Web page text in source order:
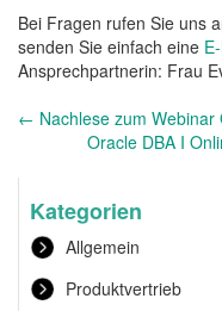
Bei Fragen rufen Sie uns
senden Sie einfach eine
Ansprechpartnerin: Frau
Andere
Nachrichten
← Nachlese zum
Oracle DBA I
Kategorien
Allgemein
Produktvertrieb